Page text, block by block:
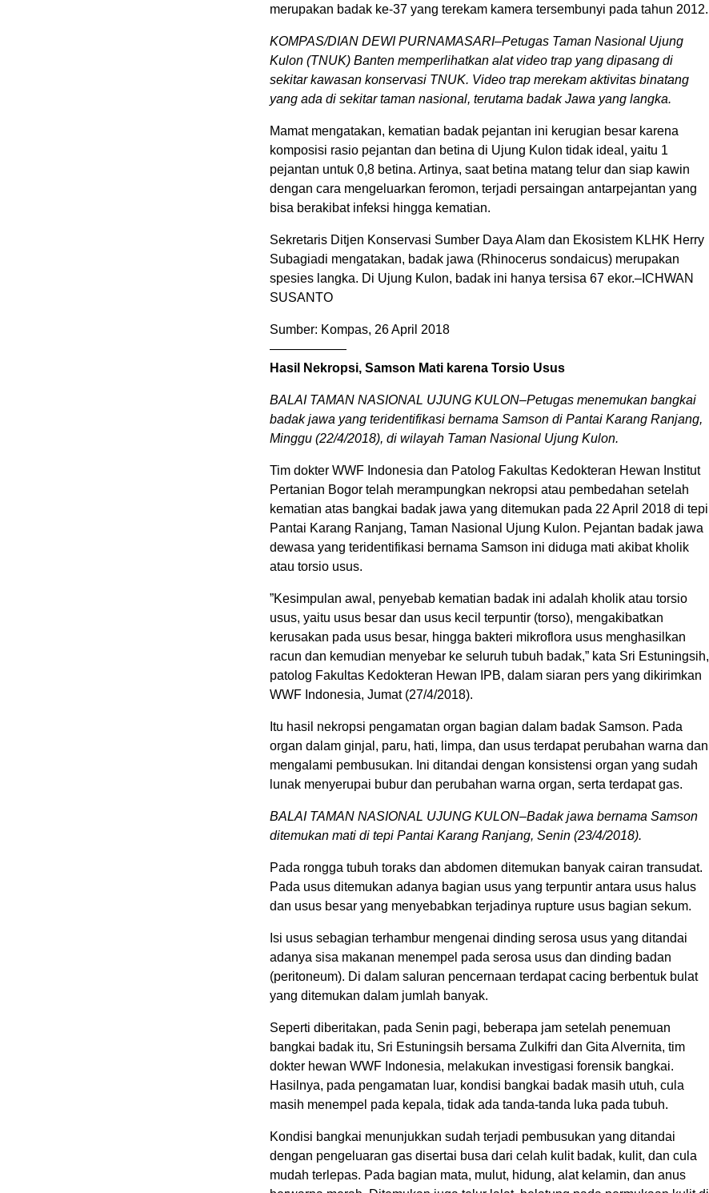
merupakan badak ke-37 yang terekam kamera tersembunyi pada tahun 2012.
KOMPAS/DIAN DEWI PURNAMASARI–Petugas Taman Nasional Ujung
Kulon (TNUK) Banten memperlihatkan alat video trap yang dipasang di
sekitar kawasan konservasi TNUK. Video trap merekam aktivitas binatang
yang ada di sekitar taman nasional, terutama badak Jawa yang langka.
Mamat mengatakan, kematian badak pejantan ini kerugian besar karena
komposisi rasio pejantan dan betina di Ujung Kulon tidak ideal, yaitu 1
pejantan untuk 0,8 betina. Artinya, saat betina matang telur dan siap kawin
dengan cara mengeluarkan feromon, terjadi persaingan antarpejantan yang
bisa berakibat infeksi hingga kematian.
Sekretaris Ditjen Konservasi Sumber Daya Alam dan Ekosistem KLHK Herry
Subagiadi mengatakan, badak jawa (Rhinocerus sondaicus) merupakan
spesies langka. Di Ujung Kulon, badak ini hanya tersisa 67 ekor.–ICHWAN
SUSANTO
Sumber: Kompas, 26 April 2018
——————
Hasil Nekropsi, Samson Mati karena Torsio Usus
BALAI TAMAN NASIONAL UJUNG KULON–Petugas menemukan bangkai
badak jawa yang teridentifikasi bernama Samson di Pantai Karang Ranjang,
Minggu (22/4/2018), di wilayah Taman Nasional Ujung Kulon.
Tim dokter WWF Indonesia dan Patolog Fakultas Kedokteran Hewan Institut
Pertanian Bogor telah merampungkan nekropsi atau pembedahan setelah
kematian atas bangkai badak jawa yang ditemukan pada 22 April 2018 di tepi
Pantai Karang Ranjang, Taman Nasional Ujung Kulon. Pejantan badak jawa
dewasa yang teridentifikasi bernama Samson ini diduga mati akibat kholik
atau torsio usus.
”Kesimpulan awal, penyebab kematian badak ini adalah kholik atau torsio
usus, yaitu usus besar dan usus kecil terpuntir (torso), mengakibatkan
kerusakan pada usus besar, hingga bakteri mikroflora usus menghasilkan
racun dan kemudian menyebar ke seluruh tubuh badak,” kata Sri Estuningsih,
patolog Fakultas Kedokteran Hewan IPB, dalam siaran pers yang dikirimkan
WWF Indonesia, Jumat (27/4/2018).
Itu hasil nekropsi pengamatan organ bagian dalam badak Samson. Pada
organ dalam ginjal, paru, hati, limpa, dan usus terdapat perubahan warna dan
mengalami pembusukan. Ini ditandai dengan konsistensi organ yang sudah
lunak menyerupai bubur dan perubahan warna organ, serta terdapat gas.
BALAI TAMAN NASIONAL UJUNG KULON–Badak jawa bernama Samson
ditemukan mati di tepi Pantai Karang Ranjang, Senin (23/4/2018).
Pada rongga tubuh toraks dan abdomen ditemukan banyak cairan transudat.
Pada usus ditemukan adanya bagian usus yang terpuntir antara usus halus
dan usus besar yang menyebabkan terjadinya rupture usus bagian sekum.
Isi usus sebagian terhambur mengenai dinding serosa usus yang ditandai
adanya sisa makanan menempel pada serosa usus dan dinding badan
(peritoneum). Di dalam saluran pencernaan terdapat cacing berbentuk bulat
yang ditemukan dalam jumlah banyak.
Seperti diberitakan, pada Senin pagi, beberapa jam setelah penemuan
bangkai badak itu, Sri Estuningsih bersama Zulkifri dan Gita Alvernita, tim
dokter hewan WWF Indonesia, melakukan investigasi forensik bangkai.
Hasilnya, pada pengamatan luar, kondisi bangkai badak masih utuh, cula
masih menempel pada kepala, tidak ada tanda-tanda luka pada tubuh.
Kondisi bangkai menunjukkan sudah terjadi pembusukan yang ditandai
dengan pengeluaran gas disertai busa dari celah kulit badak, kulit, dan cula
mudah terlepas. Pada bagian mata, mulut, hidung, alat kelamin, dan anus